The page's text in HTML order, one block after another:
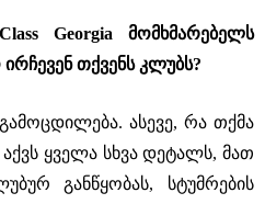
Georgia მომხმარებელს
თქვენს კლუბს?
ასევე, რა თქმა
ყველა სხვა დეტალს, მათ
განწყობას, სტუმრების